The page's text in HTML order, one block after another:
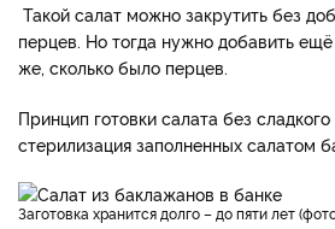
Такой салат можно закрутить без
перцев. Но тогда нужно добавить
же, сколько было перцев.
Принцип готовки салата без
стерилизация заполненных салатом
Заготовка хранится долго – до пяти лет